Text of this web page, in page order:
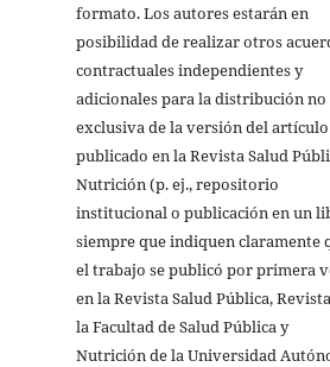
formato. Los autores estarán en
posibilidad de realizar otros
contractuales independientes y
adicionales para la distribución no
exclusiva de la versión del artículo
publicado en la Revista Salud
Nutrición (p. ej., repositorio
institucional o publicación en un
siempre que indiquen claramente
el trabajo se publicó por primera
en la Revista Salud Pública,
la Facultad de Salud Pública y
Nutrición de la Universidad